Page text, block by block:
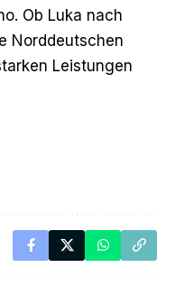
Ob Luka nach
Norddeutschen
Leistungen